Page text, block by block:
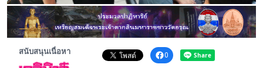
ติดต่อ
สนับสนุนเนื่อหา 0